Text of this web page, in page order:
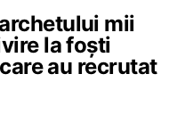
mii
la foști
au recrutat